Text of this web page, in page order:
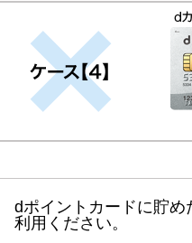
dポイントカードに貯
利用ください。